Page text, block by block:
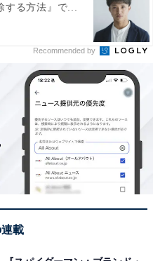
する方法』で...
Recommended by
載